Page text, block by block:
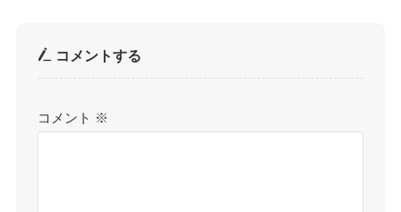
コメントする
コメント ※